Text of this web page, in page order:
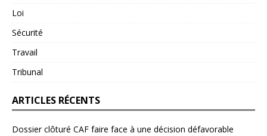
Loi
Sécurité
Travail
Tribunal
ARTICLES RÉCENTS
Dossier clôturé CAF faire face à une décision défavorable